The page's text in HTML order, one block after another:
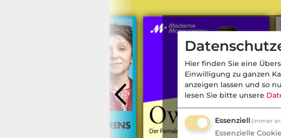
Hier finden Sie eine
Einwilligung zu ganzen
anzeigen lassen und so
lesen Sie bitte unsere
Essenziell (immer
Essenzielle